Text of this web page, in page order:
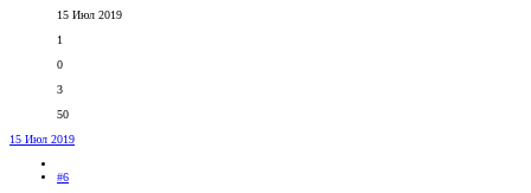
15 Июл 2019
1
0
3
50
15 Июл 2019
#6